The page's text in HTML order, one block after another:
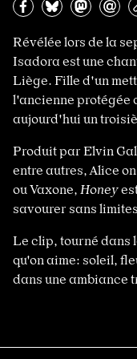
Partagez sur
Partager sur
Partager
Révélée lors de la
Isadora est une
Liège. Fille d'un
l'ancienne protégée
aujourd'hui un
Produit par Elvin
entre autres, Alice
ou Vaxone, Honey
savourer sans
Le clip, tourné dans
qu'on aime: soleil,
dans une ambiance